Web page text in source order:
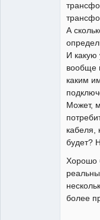
А
И какую
вообще
каким
Может,
кабеля,
будет?
Хорошо
более